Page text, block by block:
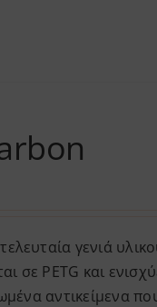
τελευταία γενιά
σε PETG και
αντικείμενα